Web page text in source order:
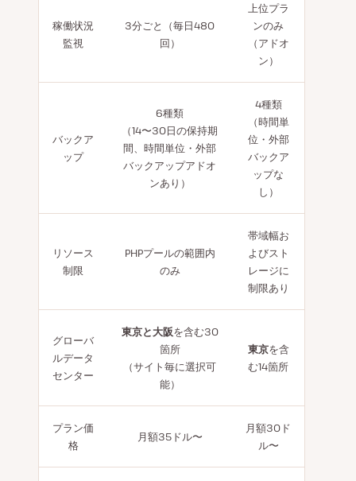
稼働状況
監視
3分ごと（毎日480
回）
上位プラ
ンのみ
（アドオ
ン）
バックア
ップ
6種類
（14〜30日の保持期
間、時間単位・外部
バックアップアドオ
ンあり）
4種類
（時間単
位・外部
バックア
ップな
し）
リソース
制限
PHPプールの範囲内
のみ
帯域幅お
よびスト
レージに
制限あり
グローバ
ルデータ
センター
東京と大阪を含む30
箇所
（サイト毎に選択可
能）
東京を含
む14箇所
プラン価
格
月額35ドル〜
月額30ド
ル〜